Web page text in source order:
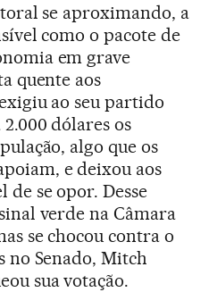
se aproximando, a
como o pacote de
em grave
quente aos
ao seu partido
dólares os
algo que os
e deixou aos
de se opor. Desse
verde na Câmara
se chocou contra o
Senado, Mitch
sua votação.